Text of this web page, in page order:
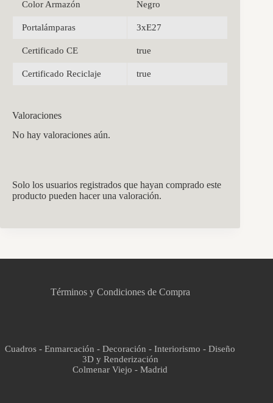
Color Armazón Negro
Portalámparas 3xE27
Certificado CE true
Certificado Reciclaje true
Valoraciones
No hay valoraciones aún.
Solo los usuarios registrados que hayan comprado este
producto pueden hacer una valoración.
Términos y Condiciones de Compra
Cuadros - Enmarcación - Decoración - Interiorismo - Diseño
3D y Renderización
Colmenar Viejo - Madrid
Asistente virtual · En línea